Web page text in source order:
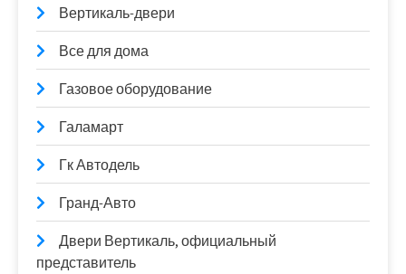
Вертикаль-двери
Все для дома
Газовое оборудование
Галамарт
Гк Автодель
Гранд-Авто
Двери Вертикаль, официальный
представитель